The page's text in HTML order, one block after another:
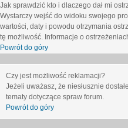
Jak sprawdzić kto i dlaczego dał mi
Wystarczy wejść do widoku swojego
wartości, daty i powodu otrzymania
tę możliwość. Informacje o
Powrót do góry
Czy jest możliwość reklamacji?
Jeżeli uważasz, że niesłusznie
tematy dotyczące spraw forum.
Powrót do góry